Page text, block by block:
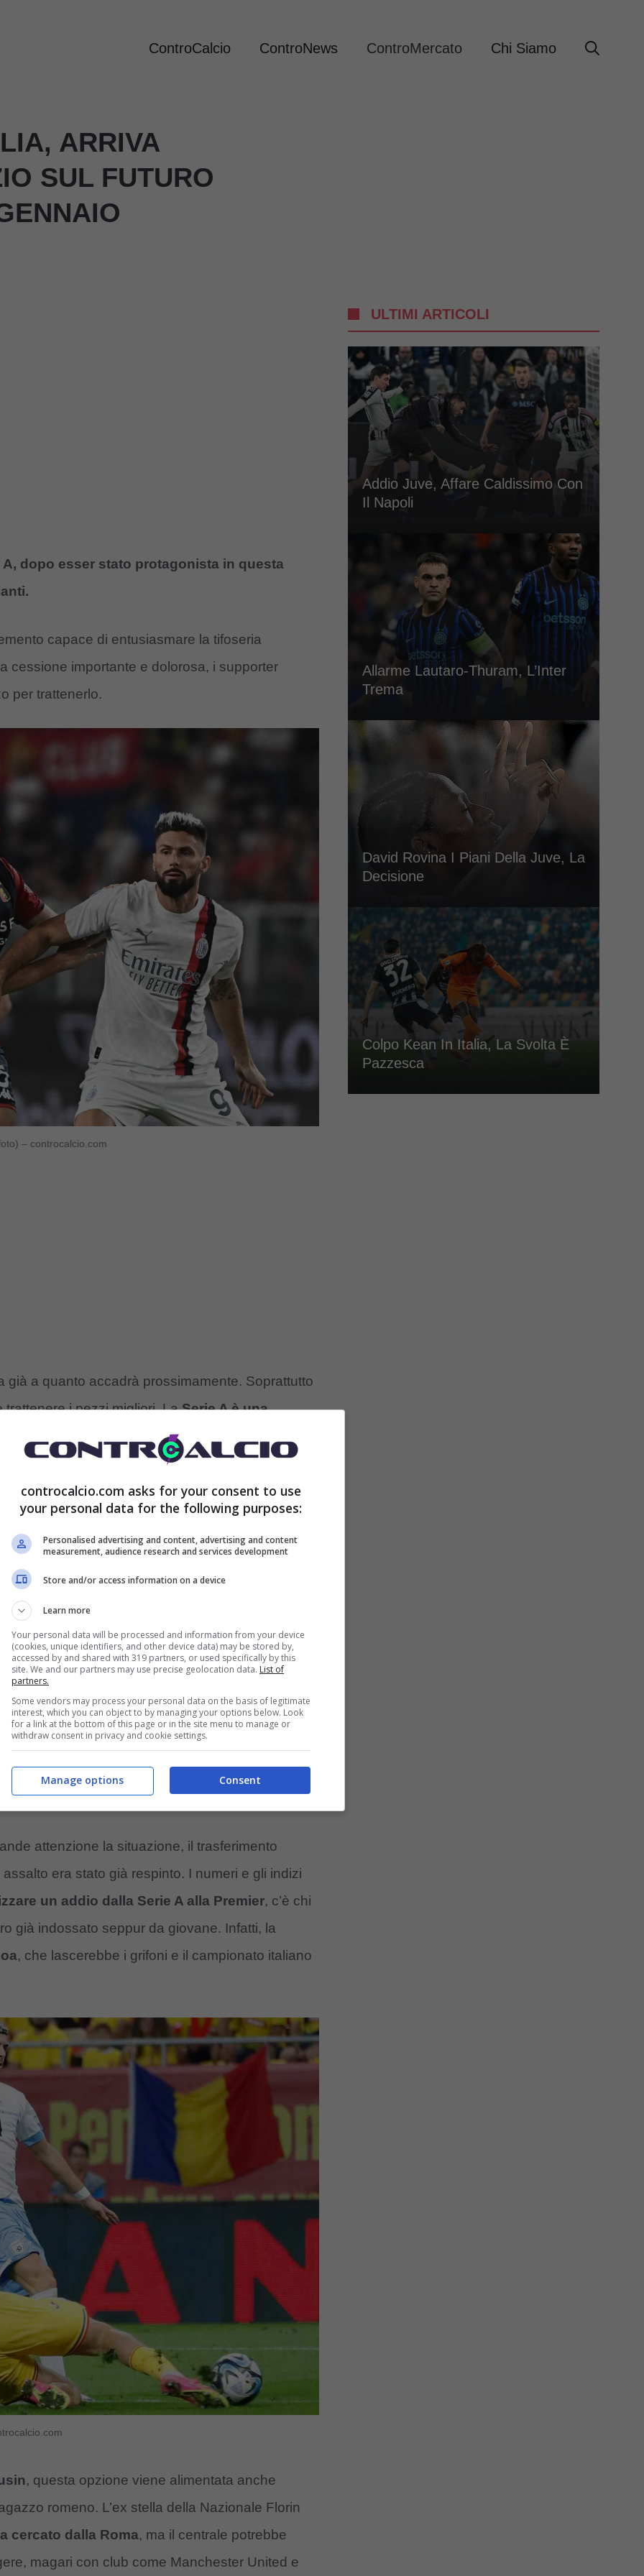
ControCalcio ControNews ControMercato Chi Siamo
ARRIVA
SUL FUTURO
dopo esser stato protagonista in questa
capace di entusiasmare la tifoseria
cessione importante e dolorosa, i supporter
per trattenerlo.
– controcalcio.com
a quanto accadrà prossimamente. Soprattutto
trattenere i pezzi migliori. LaSerie A è una
la posta in palio per esaudire ogni desiderio.
a lasciare il campionato italiano, non senza
– sino in fondo. La cessione sarebbe
un vuoto importante proprio in campo,
decisivo.
nel 2024
attenzione la situazione, il trasferimento
era stato già respinto. I numeri e gli indizi
un addio dalla Serie A alla Premier, c’è chi
già indossato seppur da giovane. Infatti, la
, che lascerebbe i grifoni e il campionato italiano
, questa opzione viene alimentata anche
romeno. L’ex stella della Nazionale Florin
cercato dalla Roma, ma il centrale potrebbe
magari con club come Manchester United e
ULTIMI ARTICOLI
Addio Juve, Affare Caldissimo Con
Il Napoli
Allarme Lautaro-Thuram, L’Inter
Trema
David Rovina I Piani Della Juve, La
Decisione
Colpo Kean In Italia, La Svolta È
Pazzesca
controcalcio.com asks for your consent to use
your personal data for the following purposes:
Personalised advertising and content, advertising and content
measurement, audience research and services development
Store and/or access information on a device
Learn more
Your personal data will be processed and information from your device
(cookies, unique identifiers, and other device data) may be stored by,
accessed by and shared with 319 partners, or used specifically by this
site. We and our partners may use precise geolocation data. List of
partners.
Some vendors may process your personal data on the basis of legitimate
interest, which you can object to by managing your options below. Look
for a link at the bottom of this page or in the site menu to manage or
withdraw consent in privacy and cookie settings.
Consent
Manage options